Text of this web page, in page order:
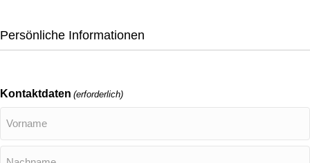
Persönliche Informationen
Kontaktdaten (erforderlich)
Vorname